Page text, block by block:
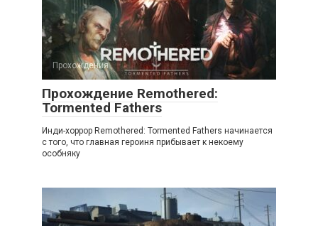
Прохождения
Прохождение Remothered:
Tormented Fathers
Инди-хоррор Remothered: Tormented Fathers начинается
с того, что главная героиня прибывает к некоему
особняку